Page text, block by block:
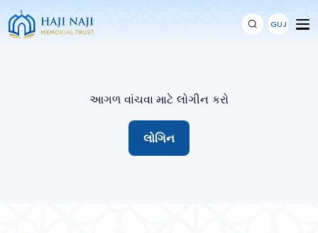
GUJ
આગળ વાંચવા માટે લોગીન કરો
લોગિન